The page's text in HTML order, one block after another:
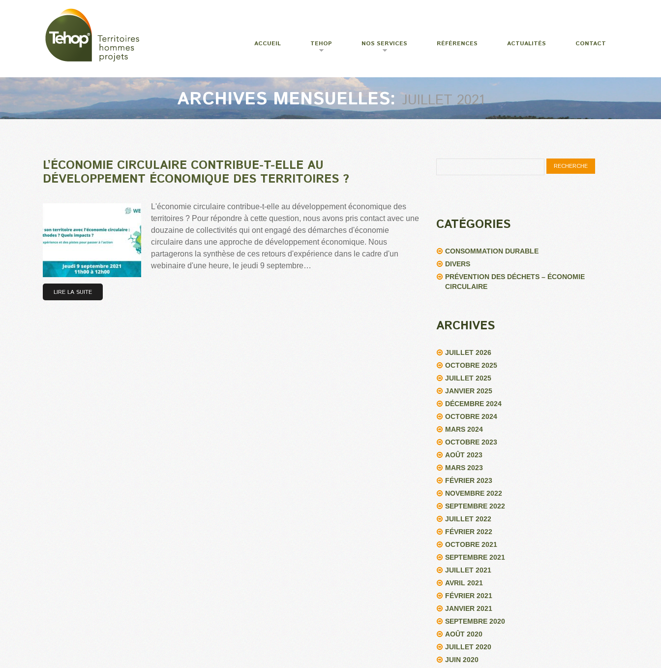
ACCUEIL TEHOP NOS SERVICES RÉFÉRENCES ACTUALITÉS CONTACT
ARCHIVES MENSUELLES:JUILLET 2021
L’ÉCONOMIE CIRCULAIRE CONTRIBUE-T-ELLE AU
DÉVELOPPEMENT ÉCONOMIQUE DES TERRITOIRES ?
L'économie circulaire contribue-t-elle au développement économique des
territoires ? Pour répondre à cette question, nous avons pris contact avec une
douzaine de collectivités qui ont engagé des démarches d'économie
circulaire dans une approche de développement économique. Nous
partagerons la synthèse de ces retours d'expérience dans le cadre d'un
webinaire d'une heure, le jeudi 9 septembre…
LIRE LA SUITE
CATÉGORIES
CONSOMMATION DURABLE
DIVERS
PRÉVENTION DES DÉCHETS – ÉCONOMIE
CIRCULAIRE
ARCHIVES
JUILLET 2026
OCTOBRE 2025
JUILLET 2025
JANVIER 2025
DÉCEMBRE 2024
OCTOBRE 2024
MARS 2024
OCTOBRE 2023
AOÛT 2023
MARS 2023
FÉVRIER 2023
NOVEMBRE 2022
SEPTEMBRE 2022
JUILLET 2022
FÉVRIER 2022
OCTOBRE 2021
SEPTEMBRE 2021
JUILLET 2021
AVRIL 2021
FÉVRIER 2021
JANVIER 2021
SEPTEMBRE 2020
AOÛT 2020
JUILLET 2020
JUIN 2020